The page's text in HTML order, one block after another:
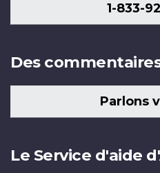
1-833-
Des
Parlons
Le Service d'aide